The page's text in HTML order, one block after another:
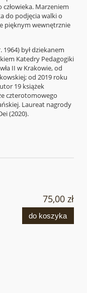
Marzeniem
do podjęcia walki o
pięknym wewnętrznie
1964) był dziekanem
Katedry Pedagogiki
II w Krakowie, od
od 2019 roku
19 książek
czterotomowego
Laureat nagrody
(2020).
75,00 zł
do koszyka